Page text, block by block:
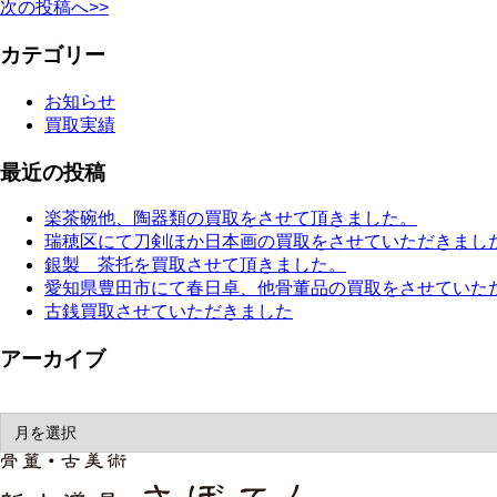
次の投稿へ>>
カテゴリー
お知らせ
買取実績
最近の投稿
楽茶碗他、陶器類の買取をさせて頂きました。
瑞穂区にて刀剣ほか日本画の買取をさせていただきまし
銀製 茶托を買取させて頂きました。
愛知県豊田市にて春日卓、他骨董品の買取をさせていた
古銭買取させていただきました
アーカイブ